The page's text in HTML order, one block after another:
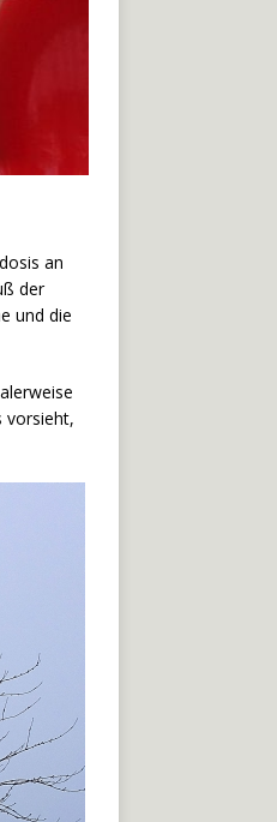
an
der
und die
vorsieht,